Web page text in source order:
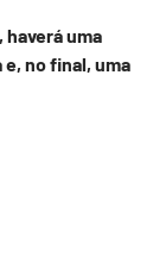
uma
no final, uma